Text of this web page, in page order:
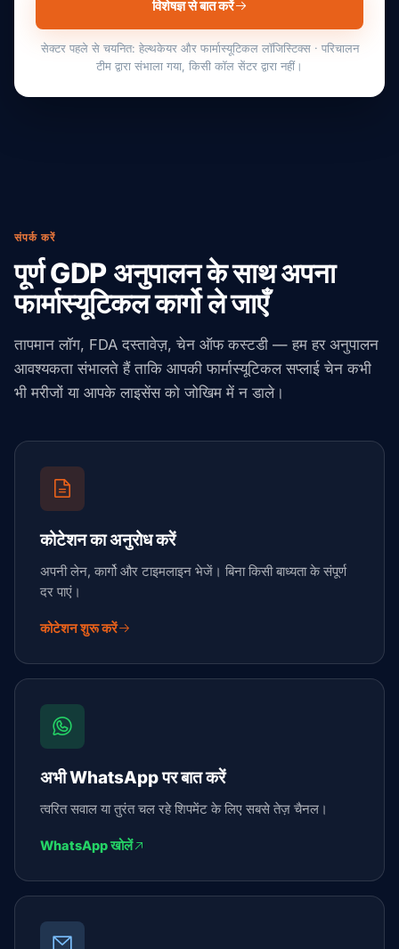
विशेषज्ञ से बात करें
सेक्टर पहले से चयनित: हेल्थकेयर और फार्मास्यूटिकल लॉजिस्टिक्स · परिचालन
टीम द्वारा संभाला गया, किसी कॉल सेंटर द्वारा नहीं।
संपर्क करें
पूर्ण GDP अनुपालन के साथ अपना
फार्मास्यूटिकल कार्गो ले जाएँ
तापमान लॉग, FDA दस्तावेज़, चेन ऑफ कस्टडी — हम हर अनुपालन
आवश्यकता संभालते हैं ताकि आपकी फार्मास्यूटिकल सप्लाई चेन कभी
भी मरीजों या आपके लाइसेंस को जोखिम में न डाले।
कोटेशन का अनुरोध करें
अपनी लेन, कार्गो और टाइमलाइन भेजें। बिना किसी बाध्यता के संपूर्ण
दर पाएं।
कोटेशन शुरू करें
अभी WhatsApp पर बात करें
त्वरित सवाल या तुरंत चल रहे शिपमेंट के लिए सबसे तेज़ चैनल।
WhatsApp खोलें